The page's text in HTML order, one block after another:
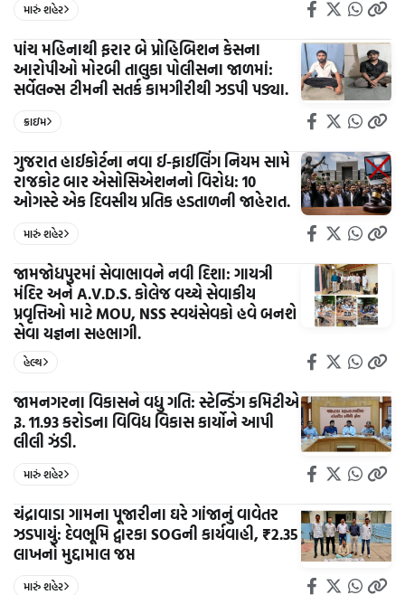
મારું શહેર
પાંચ મહિનાથી ફરાર બે પ્રોહિબિશન કેસના
આરોપીઓ મોરબી તાલુકા પોલીસના જાળમાં:
સર્વેલન્સ ટીમની સતર્ક કામગીરીથી ઝડપી પડ્યા.
ક્રાઇમ
ગુજરાત હાઈકોર્ટના નવા ઈ-ફાઈલિંગ નિયમ સામે
રાજકોટ બાર એસોસિએશનનો વિરોધ: 10
ઓગસ્ટે એક દિવસીય પ્રતિક હડતાળની જાહેરાત.
મારું શહેર
જામજોધપુરમાં સેવાભાવને નવી દિશા: ગાયત્રી
મંદિર અને A.V.D.S. કોલેજ વચ્ચે સેવાકીય
પ્રવૃત્તિઓ માટે MOU, NSS સ્વયંસેવકો હવે બનશે
સેવા યજ્ઞના સહભાગી.
હેલ્થ
જામનગરના વિકાસને વધુ ગતિ: સ્ટેન્ડિંગ કમિટીએ
રૂ. 11.93 કરોડના વિવિધ વિકાસ કાર્યોને આપી
લીલી ઝંડી.
મારું શહેર
ચંદ્રાવાડા ગામના પૂજારીના ઘરે ગાંજાનું વાવેતર
ઝડપાયું: દેવભૂમિ દ્વારકા SOGની કાર્યવાહી, ₹2.35
લાખનો મુદ્દામાલ જપ્ત
મારું શહેર